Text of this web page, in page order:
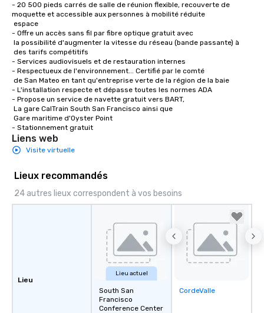
- 20 500 pieds carrés de salle de réunion flexible, recouverte de
moquette et accessible aux personnes à mobilité réduite
- Offre un accès sans fil par fibre optique gratuit avec
- Services audiovisuels et de restauration internes
- Respectueux de l'environnement... Certifié par le comté
- L'installation respecte et dépasse toutes les normes ADA
- Propose un service de navette gratuit vers BART,
- Stationnement gratuit
Liens web
Visite virtuelle
Lieux recommandés
24 autres lieux correspondent à vos besoins
Lieu
Lieu actuel
South San
Francisco
Conference Center
Removed from
CordeValle